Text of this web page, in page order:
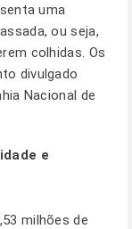
uma
ou seja,
colhidas. Os
divulgado
Nacional de
e
milhões de